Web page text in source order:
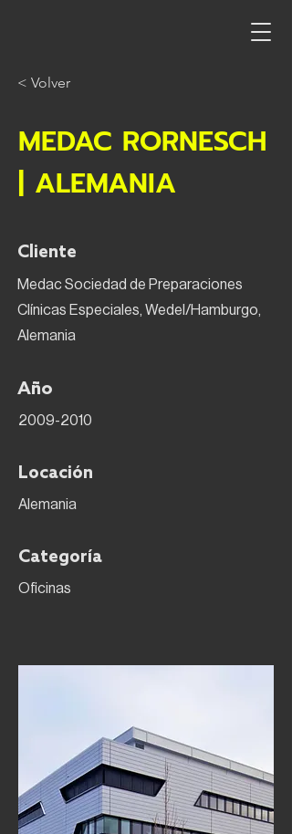
< Volver
MEDAC RORNESCH
| ALEMANIA
Cliente
Medac Sociedad de Preparaciones
Clínicas Especiales, Wedel/Hamburgo,
Alemania
Año
2009-2010
Locación
Alemania
Categoría
Oficinas